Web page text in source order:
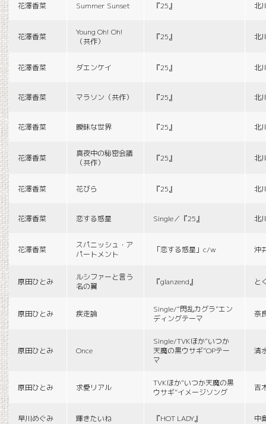
花澤香菜 Summer Sunset 『25』 北
花澤香菜
Young Oh! Oh!
（共作）
『25』 北
花澤香菜 ダエンケイ 『25』 北
花澤香菜 マラソン（共作） 『25』 北
花澤香菜 曖昧な世界 『25』 北
花澤香菜
真夜中の秘密会議
（共作）
『25』 北
花澤香菜 花びら 『25』 北
花澤香菜 恋する惑星 Single／『25』 北
花澤香菜
スパニッシュ・ア
パートメント
「恋する惑星」c/w 沖
原田ひとみ
ルシファーと言う
名の翼
『glanzend』 と
原田ひとみ 疾走論
Single/“閃乱カグラ”エン
ディングテーマ
奈
原田ひとみ Once
Single/TVKほか“いつか
天魔の黒ウサギ”OPテー
マ
清
原田ひとみ 求愛リアル
TVKほか“いつか天魔の黒
ウサギ”イメージソング
吉
早川めぐみ 輝きたいね 『HOT LADY』 中